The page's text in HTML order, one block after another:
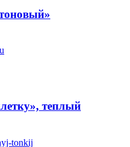
теплый